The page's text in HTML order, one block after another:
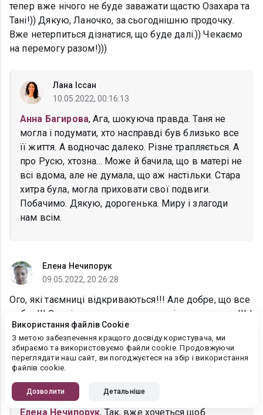
тепер вже нічого не буде заважати щастю Озахара та
Тані!)) Дякую, Ланочко, за сьогоднішню продочку.
Вже нетерпиться дізнатися, що буде далі.)) Чекаємо
на перемогу разом!)))
Лана Іссан
10.05.2022, 00:16:13
Анна Багирова, Ага, шокуюча правда. Таня не
могла і подумати, хто насправді був близько все
її життя. А водночас далеко. Різне трапляється. А
про Русю, хтозна... Може й бачила, що в матері не
всі вдома, але не думала, що аж настільки. Стара
хитра була, могла приховати свої подвиги.
Побачимо. Дякую, дорогенька. Миру і злагоди
нам всім.
Елена Нечипорук
09.05.2022, 20:26:28
Ого, які таємниці відкриваються!!! Але добре, що все
добре!!! Сподіваюся, що все нарешті налагодиться!!! І
вже ніщо не заважатиме їх щастю!!!
Дякую за проду!!! Миру і спокою!!! ❤❤❤
10.05.2022, 00:11:01
Елена Нечипорук, Так, вже хочеться щоб
Використання файлів Cookie
З метою забезпечення кращого досвіду користувача, ми
збираємо та використовуємо файли cookie. Продовжуючи
переглядати наш сайт, ви погоджуєтеся на збір і використання
файлів cookie.
Дозволити Детальніше